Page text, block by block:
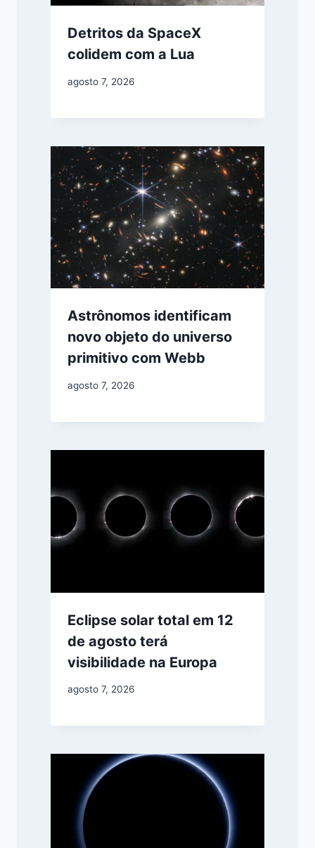
Detritos da SpaceX
colidem com a Lua
agosto 7, 2026
Astrônomos identificam
novo objeto do universo
primitivo com Webb
agosto 7, 2026
Eclipse solar total em 12
de agosto terá
visibilidade na Europa
agosto 7, 2026